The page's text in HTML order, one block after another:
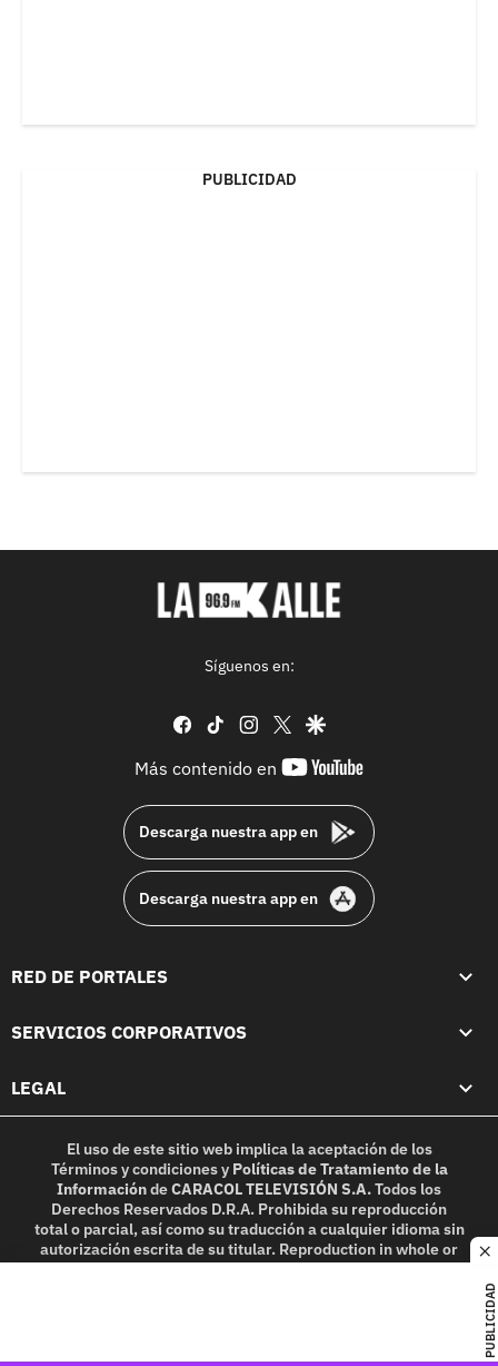
PUBLICIDAD
PUBLICIDAD
Síguenos en:
facebook
tiktok instagram
twittergoogle
Más contenido en
youtube-
Descarga nuestra app en
Descarga nuestra app en
RED DE PORTALES
SERVICIOS CORPORATIVOS
LEGAL
El uso de este sitio web implica la aceptación de los
Términos y condicionesy Políticas de Tratamiento de la
InformacióndeCARACOL TELEVISIÓN S.A.Todos los
Derechos Reservados D.R.A. Prohibida su reproducción
total o parcial, así como su traducción a cualquier idioma sin
autorización escrita de su titular. Reproduction in whole or